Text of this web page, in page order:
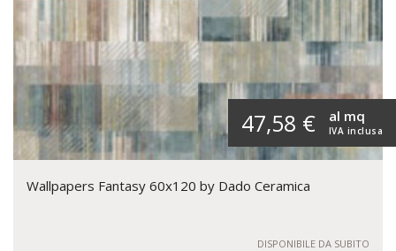
47,58 € IVA inclusa
al mq
Wallpapers Fantasy 60x120 by Dado Ceramica
DISPONIBILE DA SUBITO